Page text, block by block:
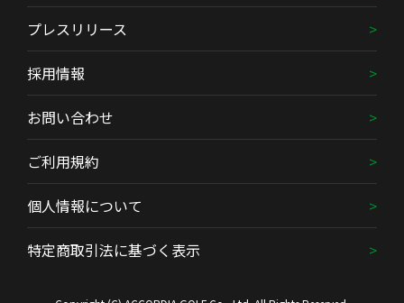
プレスリリース
採用情報
お問い合わせ
ご利用規約
個人情報について
特定商取引法に基づく表示